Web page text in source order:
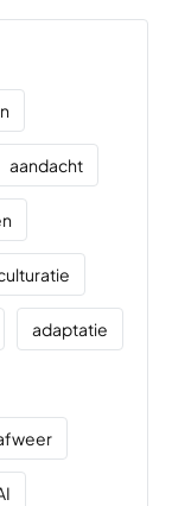
aandacht
adaptatie